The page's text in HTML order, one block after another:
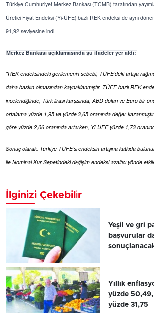
Türkiye Cumhuriyet Merkez Bankası (TCMB) tarafından
Üretici Fiyat Endeksi (Yi-ÜFE) bazlı REK endeksi de aynı
91,92 seviyesine indi.
Merkez Bankası açıklamasında şu ifadeler yer aldı:
"REK endeksindeki gerilemenin sebebi, TÜFE’deki artışa
daha baskın olmasından kaynaklanmıştır. TÜFE bazlı REK
incelendiğinde, Türk lirası karşısında, ABD doları ve Euro bir
ortalama yüzde 1,95 ve yüzde 3,65 oranında değer
göre yüzde 2,06 oranında artarken, Yi-ÜFE yüzde 1,73
Sonuç olarak, Türkiye TÜFE’si endeksin artışına katkıda
ile Nominal Kur Sepetindeki değişim endeksi azaltıcı yönde
İlginizi Çekebilir
Yeşil ve gri
başvurular
Yıllık
yüzde
yüzde 31,75